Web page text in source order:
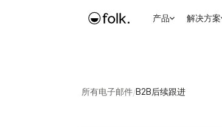
产品 解决方案
所有电子邮件/B2B后续跟进